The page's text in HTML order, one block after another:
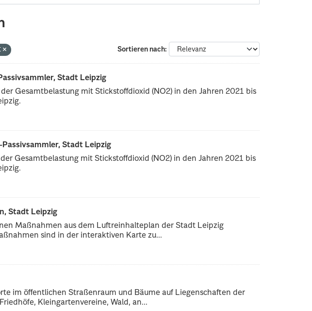
Sortieren nach
Stadt Leipzig
Gesamtbelastung mit Stickstoffdioxid (NO2) in den Jahren 2021 bis
Stadt Leipzig
Gesamtbelastung mit Stickstoffdioxid (NO2) in den Jahren 2021 bis
Stadt Leipzig
Maßnahmen aus dem Luftreinhalteplan der Stadt Leipzig
sind in der interaktiven Karte zu...
im öffentlichen Straßenraum und Bäume auf Liegenschaften der
Kleingartenvereine, Wald, an...